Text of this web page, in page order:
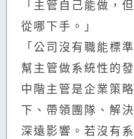
「主管自己能做，
從哪下手。」
「公司沒有職能標
幫主管做系統性的發
中階主管是企業策
下、帶領團隊、解
深遠影響。若沒有